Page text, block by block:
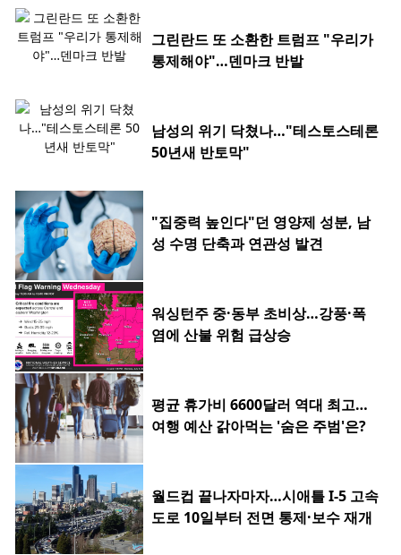
그린란드 또 소환한 트럼프 "우리가
통제해야"…덴마크 반발
남성의 위기 닥쳤나…"테스토스테론
50년새 반토막"
"집중력 높인다"던 영양제 성분, 남
성 수명 단축과 연관성 발견
워싱턴주 중·동부 초비상…강풍·폭
염에 산불 위험 급상승
평균 휴가비 6600달러 역대 최고…
여행 예산 갉아먹는 '숨은 주범'은?
월드컵 끝나자마자…시애틀 I-5 고속
도로 10일부터 전면 통제·보수 재개